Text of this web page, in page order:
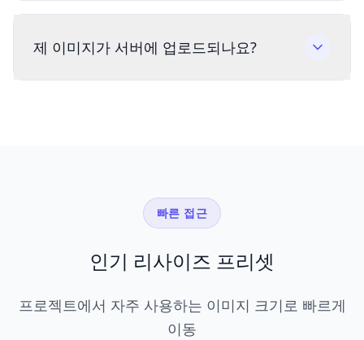
제 이미지가 서버에 업로드되나요?
빠른 접근
인기 리사이즈 프리셋
프로젝트에서 자주 사용하는 이미지 크기로 빠르게
이동